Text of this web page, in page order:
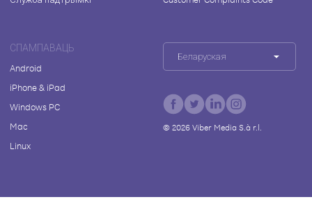
СПАМПАВАЦЬ
Android
iPhone & iPad
Windows PC
Mac
Linux
Беларуская
© 2026Viber Media S.à r.l.